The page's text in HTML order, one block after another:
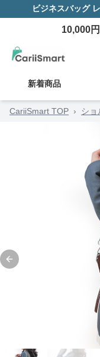
ビジネスバッグ
10,000
新着商品
CariiSmart TOP › ショ
Previous slide